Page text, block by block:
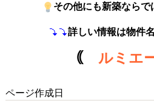
その他にも新築ならで
詳しい情報は物件
｟ ルミエ
ページ作成日